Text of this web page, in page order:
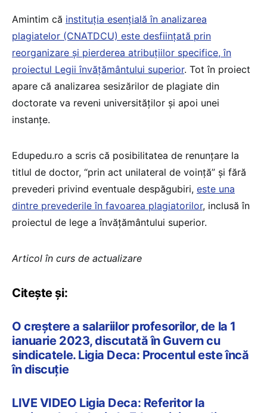
Amintim că instituția esențială în analizarea
plagiatelor (CNATDCU) este desființată prin
reorganizare și pierderea atribuțiilor specifice, în
proiectul Legii învățământului superior. Tot în proiect
apare că analizarea sesizărilor de plagiate din
doctorate va reveni universităților și apoi unei
instanțe.
Edupedu.ro a scris că posibilitatea de renunțare la
titlul de doctor, “prin act unilateral de voință” și fără
prevederi privind eventuale despăgubiri, este una
dintre prevederile în favoarea plagiatorilor, inclusă în
proiectul de lege a învățământului superior.
Articol în curs de actualizare
Citește și:
O creștere a salariilor profesorilor, de la 1
ianuarie 2023, discutată în Guvern cu
sindicatele. Ligia Deca: Procentul este încă
în discuție
LIVE VIDEO Ligia Deca: Referitor la